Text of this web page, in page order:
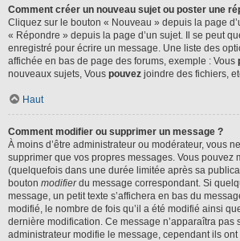
Comment créer un nouveau sujet ou poster une
Cliquez sur le bouton « Nouveau » depuis la page
« Répondre » depuis la page d’un sujet. Il se peut
enregistré pour écrire un message. Une liste des
affichée en bas de page des forums, exemple : Vous
nouveaux sujets, Vous pouvez joindre des fichiers,
Haut
Comment modifier ou supprimer un message ?
À moins d’être administrateur ou modérateur, vous
supprimer que vos propres messages. Vous pouvez
(quelquefois dans une durée limitée après sa
bouton modifierdu message correspondant. Si
message, un petit texte s’affichera en bas du
modifié, le nombre de fois qu’il a été modifié ainsi
dernière modification. Ce message n’apparaîtra pas
administrateur modifie le message, cependant ils